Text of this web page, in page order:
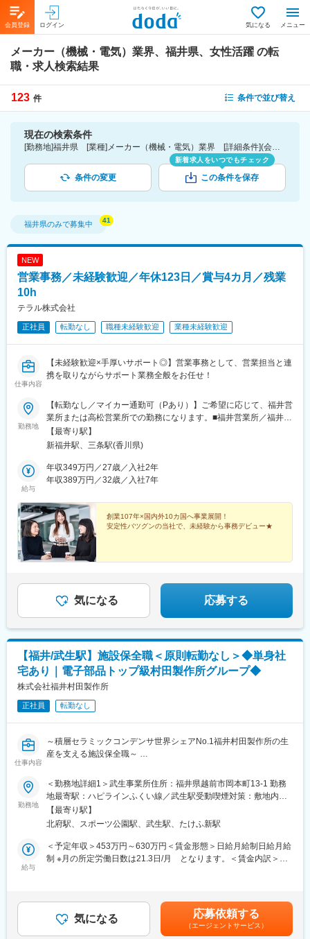
会員登録 ログイン 気になる メニュー
メーカー（機械・電気）業界、福井県、女性活躍 の転
職・求人検索結果
123 件 条件で並び替え
現在の検索条件
[勤務地]福井県 [業種]メーカー（機械・電気）業界 [詳細条件](会社・職場の環境)女性活躍
条件の変更
新着求人をいつでもチェック
この条件を保存
福井県のみで募集中
NEW
営業事務／未経験歓迎／年休123日／賞与4カ月／残業
10h
テラル株式会社
正社員 転勤なし 職種未経験歓迎 業種未経験歓迎
仕事内容
【未経験歓迎×手厚いサポート◎】営業事務として、営業担当と連
携を取りながらサポート業務全般をお任せ！
勤務地
【転勤なし／マイカー通勤可（Pあり）】ご希望に応じて、福井営
業所または高松営業所での勤務になります。■福井営業所／福井市
城東4丁目22-16 ヨコヤマビル1F■高松営業所／香川県高松市日東
ハゼ町4-5受動喫煙対策：屋内全面禁煙
【最寄り駅】
新福井駅、三条駅(香川県)
給与
年収349万円／27歳／入社2年
年収389万円／32歳／入社7年
創業107年×国内外10カ国へ事業展開！
安定性バツグンの当社で、未経験から事務デビュー★
気になる 応募する
【福井/武生駅】施設保全職＜原則転勤なし＞◆単身社
宅あり｜電子部品トップ級村田製作所グループ◆
株式会社福井村田製作所
正社員 転勤なし
仕事内容
～積層セラミックコンデンサ世界シェアNo.1福井村田製作所の生
産を支える施設保全職～
■業務内容：
ムラタGの国内最大生産拠点である当社にて、施設保全業務に従
事いただきます。
＜詳細＞
・社内共通施設・インフラ設備の維持管理（運転管理、点検、修
繕等）
・エネルギー管理、省エネルギー推進（CO2削減）など
4直3交替勤務 （1）8:00～16:15（2）16:00～00:30（3）00:15～
8:15（休憩45分）
※上記以外に（4）8:30～16:45（5）16:30～01:00（6）00:45～
勤務地
＜勤務地詳細1＞武生事業所住所：福井県越前市岡本町13-1 勤務
地最寄駅：ハピラインふくい線／武生駅受動喫煙対策：敷地内全
面禁煙＜勤務地詳細2＞宮崎工場住所：福井県丹生郡越前町小曽原
108号字向北谷100番地 勤務地最寄駅：ハピライン福井線／武生
所： 福井県福井市江守中2丁目1321番地 受動喫煙対策：敷地内全
面禁煙変更の範囲：会社の定める事業所
【最寄り駅】
北府駅、スポーツ公園駅、武生駅、たけふ新駅
給与
＜予定年収＞453万円～630万円＜賃金形態＞日給月給制日給月給
制 ※月の所定労働日数は21.3日/月 となります。＜賃金内訳＞月
勤務手当42,300円／月、深夜勤務手当を含みます。残業代、その
他手当は含みません。（残業代、その他手当は別途支給あり）
【昇給】年1回（4月）【賞与】年2回（6月、12月）賃金はあくま
気になる 応募依頼する
（エージェントサービス）